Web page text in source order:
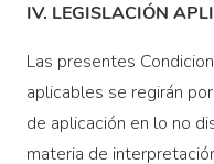
IV. LEGISLACIÓN
Las presentes
aplicables se regirán
de aplicación en lo no
materia de